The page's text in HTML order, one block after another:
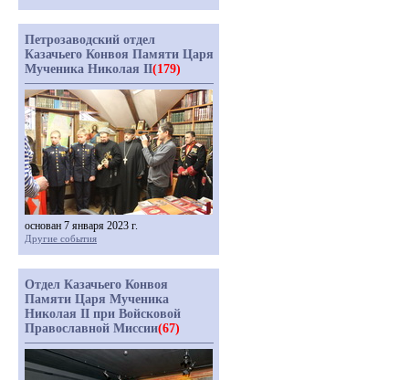
Петрозаводский отдел
Казачьего Конвоя Памяти Царя
Мученика Николая II(179)
основан 7 января 2023 г.
Другие события
Отдел Казачьего Конвоя
Памяти Царя Мученика
Николая II при Войсковой
Православной Миссии(67)